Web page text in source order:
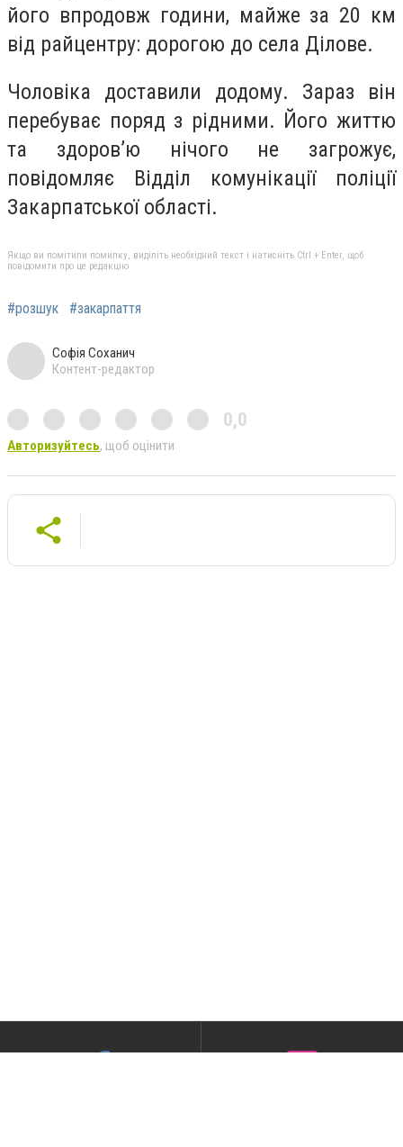
його впродовж години, майже за 20 км
від райцентру: дорогою до села Ділове.
Чоловіка доставили додому. Зараз він
перебуває поряд з рідними. Його життю
та здоров’ю нічого не загрожує,
повідомляє Відділ комунікації поліції
Закарпатської області.
Якщо ви помітили помилку, виділіть необхідний текст і натисніть Ctrl + Enter, щоб
повідомити про це редакцію
#розшук #закарпаття
Софія Соханич
Контент-редактор
0,0
Авторизуйтесь, щоб оцінити